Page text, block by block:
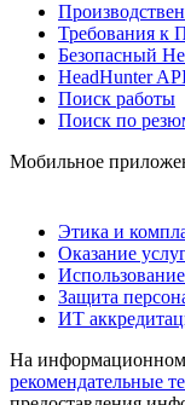
Требования к
Безопасный
HeadHunter
Поиск работы
Поиск по
Мобильное
Этика и
Оказание
Защита
ИТ
На информационном
рекомендательные